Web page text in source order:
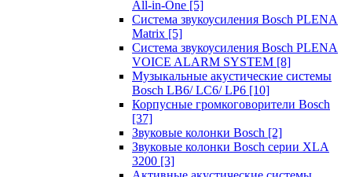
All-in-One [5]
Система звукоусиления Bosch PLENA
Matrix [5]
Система звукоусиления Bosch PLENA
VOICE ALARM SYSTEM [8]
Музыкальные акустические системы
Bosch LB6/ LC6/ LP6 [10]
Корпусные громкоговорители Bosch
[37]
Звуковые колонки Bosch [2]
Звуковые колонки Bosch серии XLA
3200 [3]